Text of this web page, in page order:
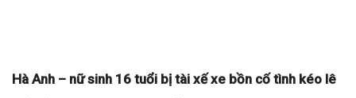
Hà Anh – nữ sinh 16 tuổi bị tài xế xe bồn cố tình kéo lê